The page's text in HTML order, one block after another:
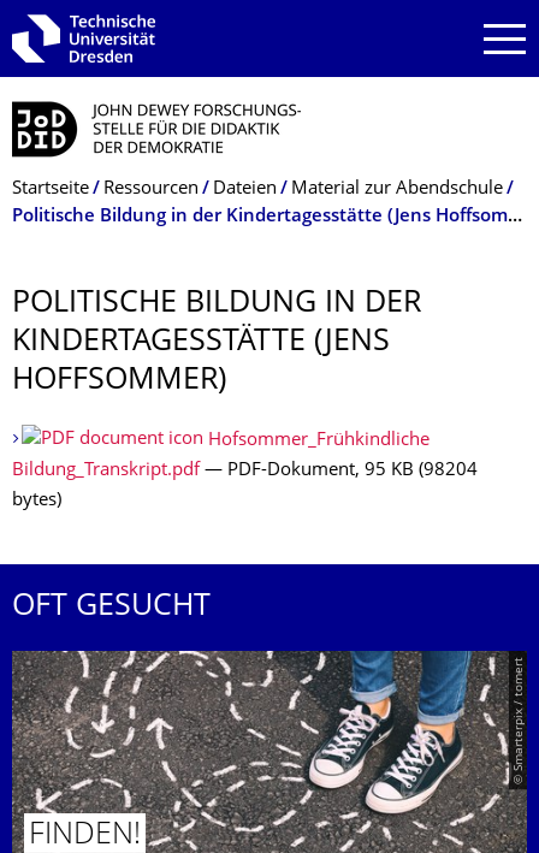
Zur Hauptnavigation springen
Zur Suche springen
Zum Inhalt springen
Breadcrumb-Menü
Startseite Ressourcen Dateien
Material zur Abendschule
Politische Bildung in der Kindertagesstätte (Jens Hoffsommer)
POLITISCHE BILDUNG IN DER
KINDERTAGESS­TÄTTE (JENS
HOFFSOMMER)
Hofsommer_Frühkindliche
Bildung_Transkript.pdf — PDF-Dokument, 95 KB (98204
bytes)
OFT GESUCHT
© Smarterpix / tomert
FINDEN!